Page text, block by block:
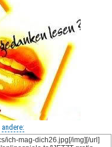
andere: